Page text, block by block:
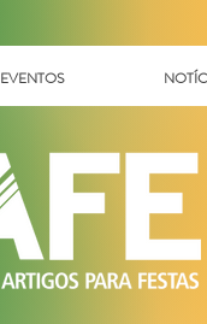
EVENTOS